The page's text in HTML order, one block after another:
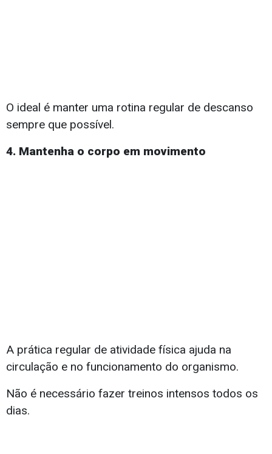
O ideal é manter uma rotina regular de descanso
sempre que possível.
4. Mantenha o corpo em movimento
A prática regular de atividade física ajuda na
circulação e no funcionamento do organismo.
Não é necessário fazer treinos intensos todos os
dias.